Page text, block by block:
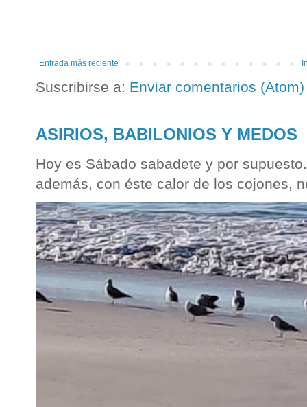
Entrada más reciente
Suscribirse a: Enviar comentarios (Atom)
ASIRIOS, BABILONIOS Y MEDOS
Hoy es Sábado sabadete y por
además, con éste calor de los cojones,